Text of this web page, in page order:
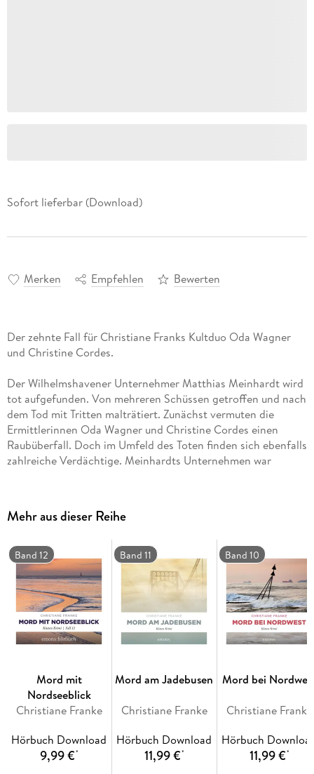
Sofort lieferbar (Download)
Merken Empfehlen Bewerten
Der zehnte Fall für Christiane Franks Kultduo Oda Wagner
und Christine Cordes.
Der Wilhelmshavener Unternehmer Matthias Meinhardt wird
tot aufgefunden. Von mehreren Schüssen getroffen und nach
dem Tod mit Tritten malträtiert. Zunächst vermuten die
Ermittlerinnen Oda Wagner und Christine Cordes einen
Raubüberfall. Doch im Umfeld des Toten finden sich ebenfalls
zahlreiche Verdächtige. Meinhardts Unternehmen war
Wendung . . .
Mehr aus dieser Reihe
Band 12
Mord mit
Nordseeblick
Christiane Franke
Hörbuch Download
9,99 €*
Band 11
Mord am Jadebusen
Christiane Franke
Hörbuch Download
11,99 €*
Band 10
Mord bei
Christiane Franke
Hörbuch
11,99 €*